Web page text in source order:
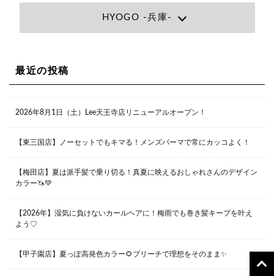
Lee大阪店
大阪府大阪市北区小松原町1-27梅田エビスビル7F
Lee京橋店
大阪府大阪市都島区東野田町２丁目９－２３ 晃進ビル2F
06-6563-9091
Lee四ツ橋店
HYOGO -兵庫-
兵庫県西宮市甲子園九番町1-2 フラットライフワーク1F
最近の投稿
2026年8月1日（土）Lee天王寺店リニューアルオープン！
【東三国店】ノーセットでもキマる！メンズパーマで常にカッコよく！
【梅田店】夏は派手髪で乗り切る！真夏に映えるおしゃれさんのデザイン
カラー🦄💚
【2026年】湿気に負けないカールヘアに！梅雨でも巻き髪キープを叶え
よう♡
【甲子園店】夏っぽ高発色カラー🌻ブリーチで理想をそのまま✨